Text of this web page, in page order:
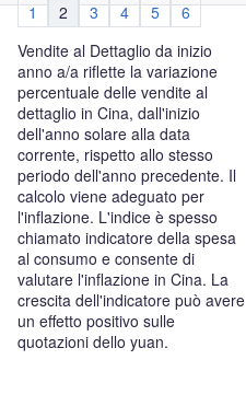
1
2 3 4 5
6
Vendite al Dettaglio da inizio
anno a/a riflette la variazione
percentuale delle vendite al
dettaglio in Cina, dall'inizio
dell'anno solare alla data
corrente, rispetto allo stesso
periodo dell'anno precedente. Il
calcolo viene adeguato per
l'inflazione. L'indice è spesso
chiamato indicatore della spesa
al consumo e consente di
valutare l'inflazione in Cina. La
crescita dell'indicatore può avere
un effetto positivo sulle
quotazioni dello yuan.